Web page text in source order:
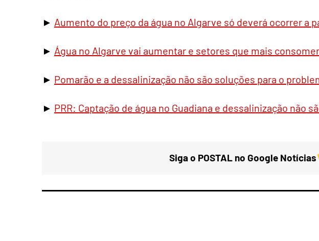
► Aumento do preço da água no Algarve só deverá ocorrer a
► Água no Algarve vai aumentar e setores que mais
► Pomarão e a dessalinização não são soluções para o
► PRR: Captação de água no Guadiana e dessalinização não
Siga o POSTAL no Google Notícias